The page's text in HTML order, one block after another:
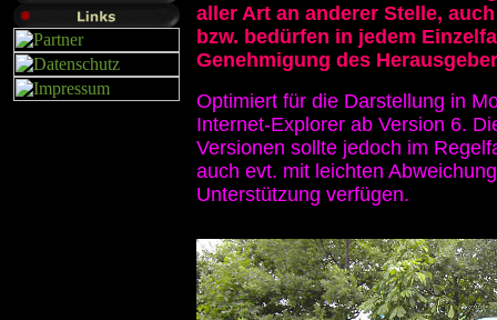
aller Art an anderer Stelle,
bzw. bedürfen in jedem
Genehmigung des
Optimiert für die Darstellung in
Internet-Explorer ab Version 6.
Versionen sollte jedoch im
auch evt. mit leichten
Unterstützung verfügen.